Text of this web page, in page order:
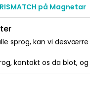
på Magnetar
sprog, kan vi
kontakt os da blot,